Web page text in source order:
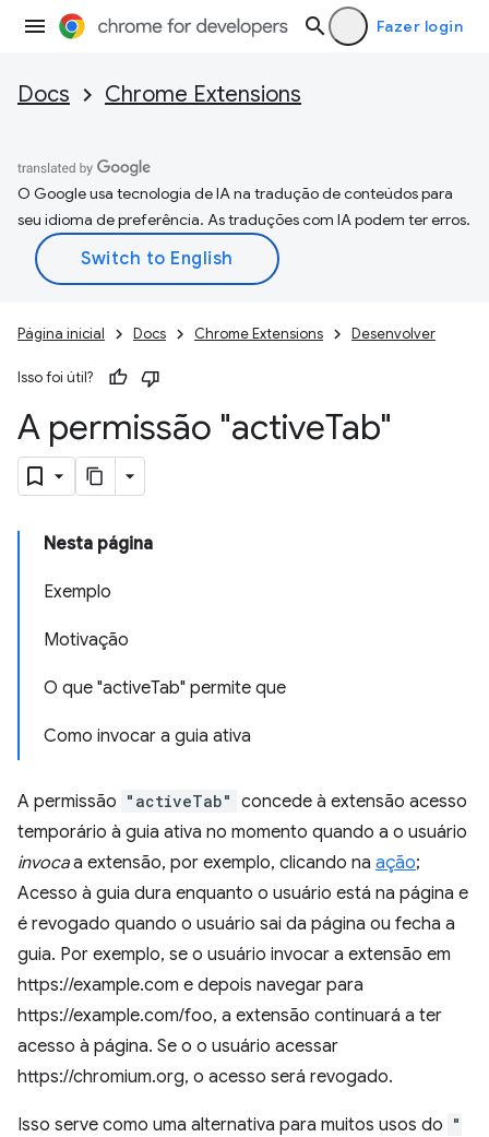
Fazer login
Docs Chrome Extensions
O Google usa tecnologia de IA na tradução de conteúdos para
seu idioma de preferência. As traduções com IA podem ter erros.
Página inicial Docs Chrome Extensions Desenvolver
Isso foi útil?
A permissão "activeTab"
Nesta página
Exemplo
Motivação
O que "activeTab" permite que
Como invocar a guia ativa
A permissão "activeTab" concede à extensão acesso
temporário à guia ativa no momento quando a o usuário
invocaa extensão, por exemplo, clicando na ação;
Acesso à guia dura enquanto o usuário está na página e
é revogado quando o usuário sai da página ou fecha a
guia. Por exemplo, se o usuário invocar a extensão em
https://example.com e depois navegar para
https://example.com/foo, a extensão continuará a ter
acesso à página. Se o o usuário acessar
https://chromium.org, o acesso será revogado.
Isso serve como uma alternativa para muitos usos do "